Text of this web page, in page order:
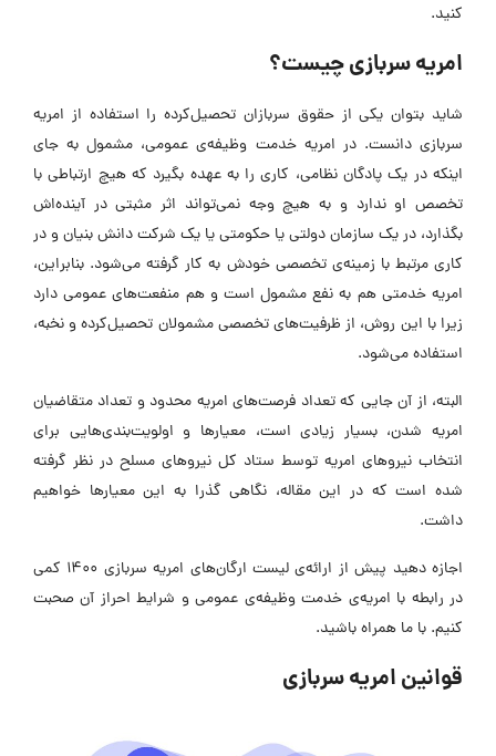
کنید.
امریه سربازی چیست؟
شاید بتوان یکی از حقوق سربازان تحصیل‌کرده را استفاده از امریه
سربازی دانست. در امریه خدمت وظیفه‌ی عمومی، مشمول به جای
اینکه در یک پادگان نظامی، کاری را به عهده بگیرد که هیچ ارتباطی با
تخصص او ندارد و به هیچ وجه نمی‌تواند اثر مثبتی در آینده‌اش
بگذارد، در یک سازمان دولتی یا حکومتی یا یک شرکت دانش‌ بنیان و در
کاری مرتبط با زمینه‌ی تخصصی خودش به کار گرفته می‌شود. بنابراین،
امریه خدمتی هم به نفع مشمول است و هم منفعت‌های عمومی دارد
زیرا با این روش، از ظرفیت‌های تخصصی مشمولان تحصیل‌کرده و نخبه،
استفاده می‌شود.
البته، از آن جایی که تعداد فرصت‌های امریه محدود و تعداد متقاضیان
امریه شدن، بسیار زیادی است، معیارها و اولویت‌بندی‌هایی برای
انتخاب نیروهای امریه توسط ستاد کل نیروهای مسلح در نظر گرفته
شده است که در این مقاله، نگاهی گذرا به این معیارها خواهیم
داشت.
اجازه دهید پیش از ارائه‌ی لیست ارگان‌های امریه سربازی ۱۴۰۰ کمی
در رابطه با امریه‌ی خدمت وظیفه‌ی عمومی و شرایط احراز آن صحبت
کنیم. با ما همراه باشید.
قوانین امریه سربازی